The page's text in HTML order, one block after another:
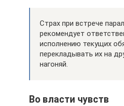
Страх при встрече
рекомендует
исполнению текущих
перекладывать их на
нагоняй.
Во власти чувств